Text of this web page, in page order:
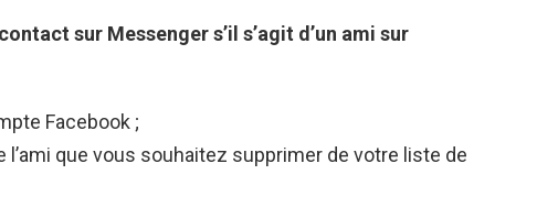
sur Messengers’il s’agit d’un ami sur
Facebook ;
l’ami que vous souhaitez supprimer de votre liste de